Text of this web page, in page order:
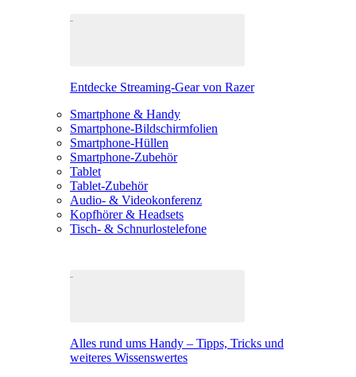
Entdecke Streaming-Gear von Razer
Smartphone & Handy
Smartphone-Bildschirmfolien
Smartphone-Hüllen
Smartphone-Zubehör
Tablet
Tablet-Zubehör
Audio- & Videokonferenz
Kopfhörer & Headsets
Tisch- & Schnurlostelefone
Alles rund ums Handy – Tipps, Tricks und
weiteres Wissenswertes